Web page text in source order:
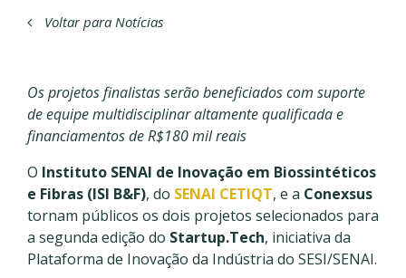
Voltar para Notícias
Os projetos finalistas serão beneficiados com suporte
de equipe multidisciplinar altamente qualificada e
financiamentos de R$180 mil reais
O Instituto SENAI de Inovação em Biossintéticos
e Fibras (ISI B&F), do SENAI CETIQT, e a Conexsus
tornam públicos os dois projetos selecionados para
a segunda edição do Startup.Tech, iniciativa da
Plataforma de Inovação da Indústria do SESI/SENAI.